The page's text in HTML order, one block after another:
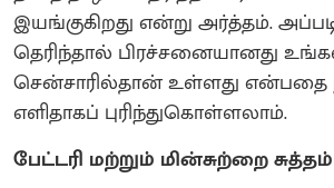
இயங்குகிறது என்று அர்த்தம்.
தெரிந்தால் பிரச்சனையானது
சென்சாரில்தான் உள்ளது
எளிதாகப் புரிந்துகொள்ளலாம்.
பேட்டரி மற்றும் மின்சுற்றை